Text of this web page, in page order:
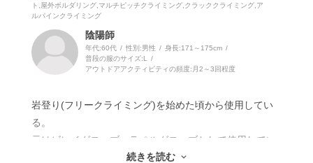
ト,屋外ボルダリング,マルチピッチクライミング,クラッククライミング,ア
ルパインクライミング
陰陽師
年代:60代 性別:男性 身長:171～175cm
普段の服のサイズ: L
アウトドアアクティビティの頻度: 月2～3回程度
岩登り(フリークライミング)を始めた頃から使用してい
る。
元はビレイグローブ、ラペルグローブとして使用してい
たが、実は様々なシーンにも対応できるスーパーグロー
続きを読む